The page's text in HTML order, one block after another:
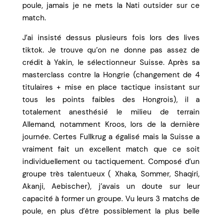
poule, jamais je ne mets la Nati outsider sur ce
match.
J’ai insisté dessus plusieurs fois lors des lives
tiktok. Je trouve qu’on ne donne pas assez de
crédit à Yakin, le sélectionneur Suisse. Après sa
masterclass contre la Hongrie (changement de 4
titulaires + mise en place tactique insistant sur
tous les points faibles des Hongrois), il a
totalement anesthésié le milieu de terrain
Allemand, notamment Kroos, lors de la dernière
journée. Certes Fullkrug a égalisé mais la Suisse a
vraiment fait un excellent match que ce soit
individuellement ou tactiquement. Composé d’un
groupe très talentueux ( Xhaka, Sommer, Shaqiri,
Akanji, Aebischer), j’avais un doute sur leur
capacité à former un groupe. Vu leurs 3 matchs de
poule, en plus d’être possiblement la plus belle